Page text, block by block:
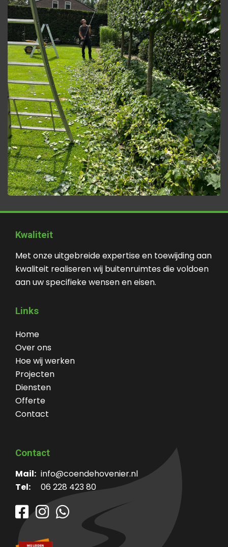
Kwaliteit
Met onze uitgebreide expertise en toewijding aan
kwaliteit realiseren wij buitenruimtes die voldoen
aan uw specifieke wensen en eisen.
Links
Home
Over ons
Hoe wij werken
Projecten
Diensten
Offerte
Contact
Contact
Mail: info@coendehovenier.nl
Tel:
06 228 423 80